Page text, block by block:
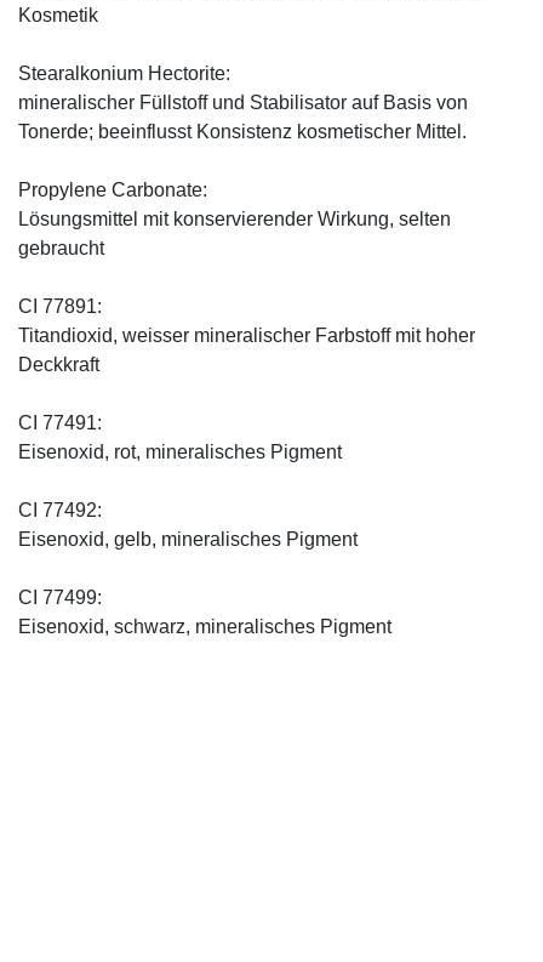
Kosmetik
Stearalkonium Hectorite:
mineralischer Füllstoff und Stabilisator auf Basis von
Tonerde; beeinflusst Konsistenz kosmetischer Mittel.
Propylene Carbonate:
Lösungsmittel mit konservierender Wirkung, selten
gebraucht
CI 77891:
Titandioxid, weisser mineralischer Farbstoff mit hoher
Deckkraft
CI 77491:
Eisenoxid, rot, mineralisches Pigment
CI 77492:
Eisenoxid, gelb, mineralisches Pigment
CI 77499:
Eisenoxid, schwarz, mineralisches Pigment